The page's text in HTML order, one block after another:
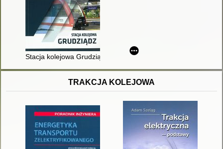
Stacja kolejowa Grudziądz
TRAKCJA KOLEJOWA